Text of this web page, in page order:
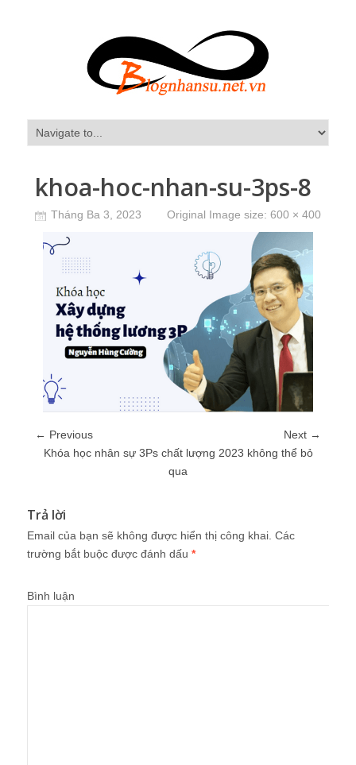
khoa-hoc-nhan-su-3ps-8
Tháng Ba 3, 2023 Original Image size: 600 × 400
← Previous
Next →
Khóa học nhân sự 3Ps chất lượng 2023 không thể bỏ
qua
Trả lời
Email của bạn sẽ không được hiển thị công khai. Các
trường bắt buộc được đánh dấu *
Bình luận